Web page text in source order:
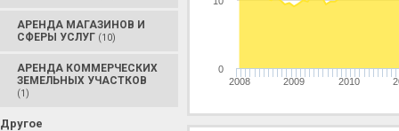
АРЕНДА МАГАЗИНОВ И
СФЕРЫ УСЛУГ (10)
АРЕНДА КОММЕРЧЕСКИХ
ЗЕМЕЛЬНЫХ УЧАСТКОВ
(1)
Другое
2008 2009 2010
0